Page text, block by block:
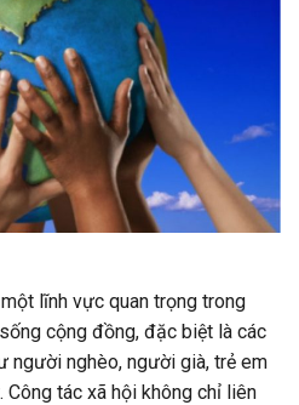
lĩnh vực quan trọng trong
cộng đồng, đặc biệt là các
người nghèo, người già, trẻ em
tác xã hội không chỉ liên